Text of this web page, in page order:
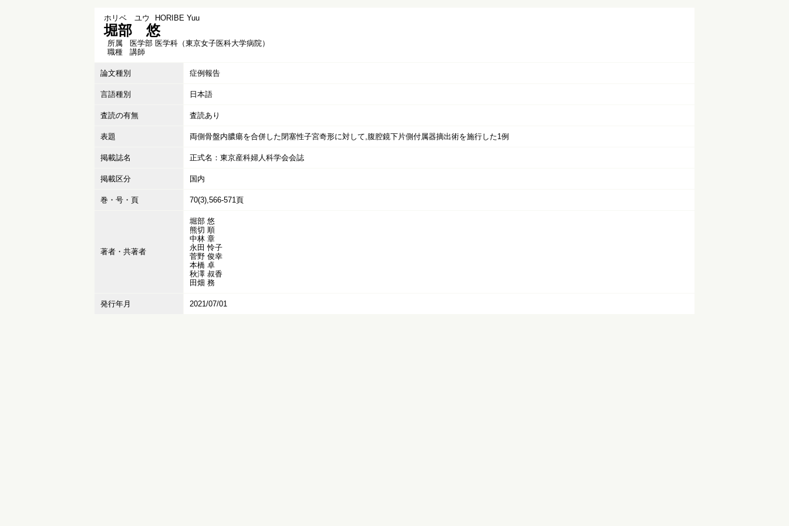
ホリベ ユウ HORIBE Yuu
堀部 悠
所属
医学部 医学科（東京女子医科大学病院）
職種
講師
論文種別 症例報告
言語種別 日本語
査読の有無 査読あり
表題 両側骨盤内膿瘍を合併した閉塞性子宮奇形に対して,腹腔鏡下片側付属器摘出術を施行した1例
掲載誌名 正式名：東京産科婦人科学会会誌
掲載区分 国内
巻・号・頁 70(3),566-571頁
著者・共著者
堀部 悠
熊切 順
中林 章
永田 怜子
菅野 俊幸
本橋 卓
秋澤 叔香
田畑 務
発行年月 2021/07/01